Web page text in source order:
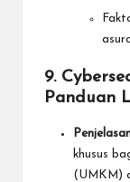
9.
Panduan
khusus
(UMKM)